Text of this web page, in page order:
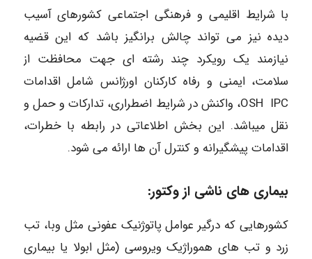
با شرایط اقلیمی و فرهنگی اجتماعی کشورهای آسیب
دیده نیز می تواند چالش برانگیز باشد که این قضیه
نیازمند یک رویکرد چند رشته ای جهت محافظت از
سلامت، ایمنی و رفاه کارکنان اورژانس شامل اقدامات
OSH IPC، واکنش در شرایط اضطراری، تدارکات و حمل و
نقل میباشد. این بخش اطلاعاتی در رابطه با خطرات،
اقدامات پیشگیرانه و کنترل آن ها ارائه می شود.
بیماری های ناشی از وکتور:
کشورهایی که درگیر عوامل پاتوژنیک عفونی مثل وبا، تب
زرد و تب های هموراژیک ویروسی (مثل ابولا یا بیماری